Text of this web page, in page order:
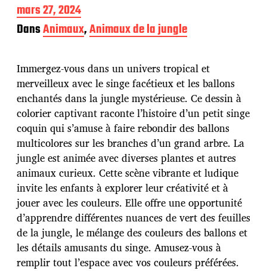
D
a
t
e
p
u
b
l
i
c
a
t
i
o
n
mars 27, 2024
DansAnimaux,Animaux de la jungle
Immergez-vous dans un univers tropical et
merveilleux avec le singe facétieux et les ballons
enchantés dans la jungle mystérieuse. Ce dessin à
colorier captivant raconte l’histoire d’un petit singe
coquin qui s’amuse à faire rebondir des ballons
multicolores sur les branches d’un grand arbre. La
jungle est animée avec diverses plantes et autres
animaux curieux. Cette scène vibrante et ludique
invite les enfants à explorer leur créativité et à
jouer avec les couleurs. Elle offre une opportunité
d’apprendre différentes nuances de vert des feuilles
de la jungle, le mélange des couleurs des ballons et
les détails amusants du singe. Amusez-vous à
remplir tout l’espace avec vos couleurs préférées.